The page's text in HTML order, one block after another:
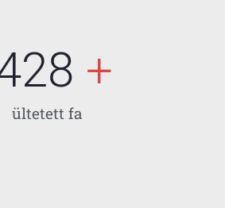
ültetett fa
+